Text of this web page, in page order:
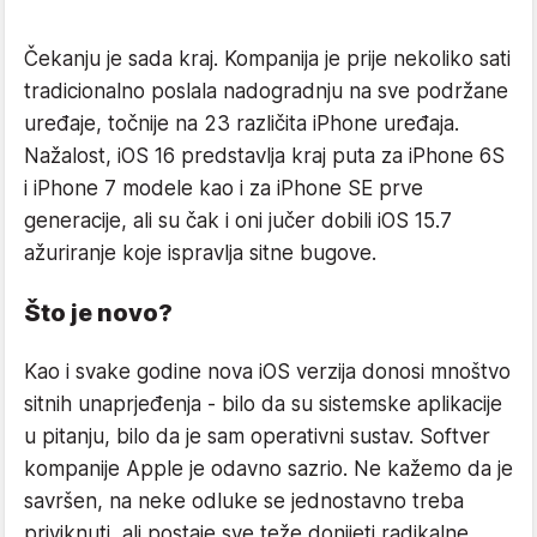
Čekanju je sada kraj. Kompanija je prije nekoliko sati
tradicionalno poslala nadogradnju na sve podržane
uređaje, točnije na 23 različita iPhone uređaja.
Nažalost, iOS 16 predstavlja kraj puta za iPhone 6S
i iPhone 7 modele kao i za iPhone SE prve
generacije, ali su čak i oni jučer dobili iOS 15.7
ažuriranje koje ispravlja sitne bugove.
Što je novo?
Kao i svake godine nova iOS verzija donosi mnoštvo
sitnih unaprjeđenja - bilo da su sistemske aplikacije
u pitanju, bilo da je sam operativni sustav. Softver
kompanije Apple je odavno sazrio. Ne kažemo da je
savršen, na neke odluke se jednostavno treba